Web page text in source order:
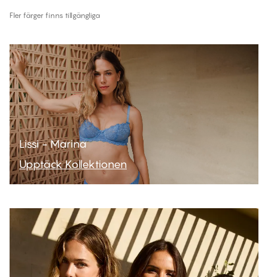
Fler färger finns tillgängliga
Lissi - Marina
Upptäck Kollektionen